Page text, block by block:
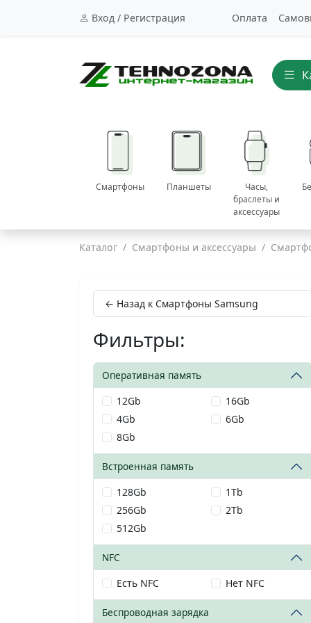
Вход / Регистрация Оплата
Смартфоны Планшеты
Часы,
браслеты и
аксессуары
Каталог Смартфоны и аксессуары
← Назад к Смартфоны Samsung
Фильтры:
Оперативная память
12Gb
16Gb
4Gb
6Gb
8Gb
Встроенная память
128Gb
1Tb
256Gb
2Tb
512Gb
NFC
Есть NFC
Нет NFC
Беспроводная зарядка